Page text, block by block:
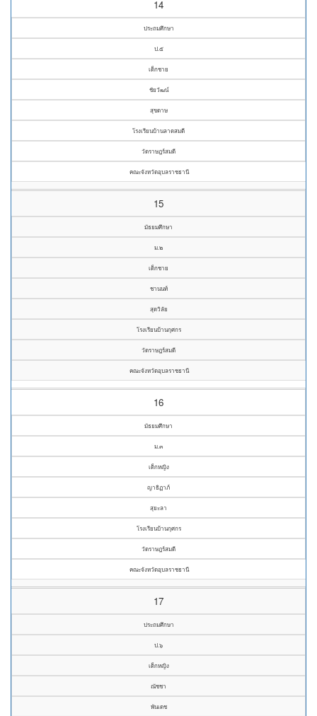
14
ประถมศึกษา
ป.๕
เด็กชาย
ชัยวัฒน์
สุขดาษ
โรงเรียนบ้านลาดสมดี
วัดราษฎร์สมดี
คณะจังหวัดอุบลราชธานี
15
มัธยมศึกษา
ม.๒
เด็กชาย
ชานนท์
สุดวิลัย
โรงเรียนบ้านกุศกร
วัดราษฎร์สมดี
คณะจังหวัดอุบลราชธานี
16
มัธยมศึกษา
ม.๓
เด็กหญิง
ญาธิฏาภ์
สุยะลา
โรงเรียนบ้านกุศกร
วัดราษฎร์สมดี
คณะจังหวัดอุบลราชธานี
17
ประถมศึกษา
ป.๖
เด็กหญิง
ณัชชา
พันเดช